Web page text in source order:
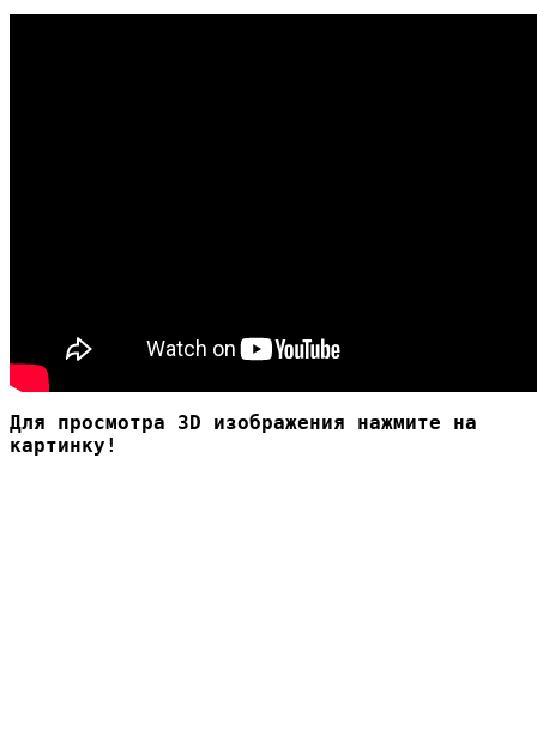
Для просмотра 3D изображения нажмите на
картинку!